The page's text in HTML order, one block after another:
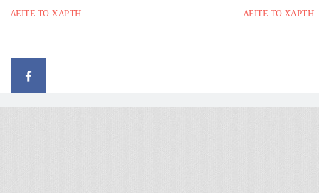
ΔΕΙΤΕ ΤΟ ΧΑΡΤΗ ΔΕΙΤΕ ΤΟ ΧΑΡΤΗ